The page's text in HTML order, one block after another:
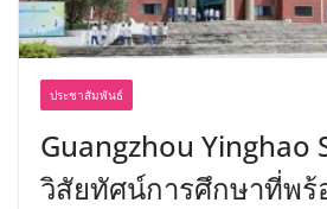
ประชาสัมพันธ์
Guangzhou Yinghao
วิสัยทัศน์การศึกษาที่พ